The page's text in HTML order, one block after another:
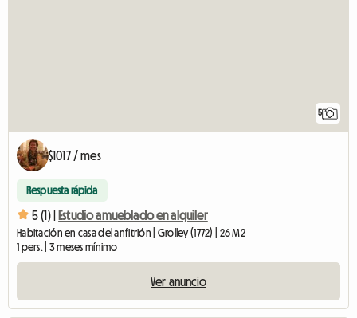
5
$1017 / mes
Respuesta rápida
5 (1) | Estudio amueblado en alquiler
Habitación en casa del anfitrión | Grolley (1772) | 26 M2
1 pers. | 3 meses mínimo
Ver anuncio